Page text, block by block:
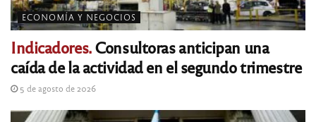
ECONOMÍA Y NEGOCIOS
Indicadores.Consultoras anticipan una
caída de la actividad en el segundo trimestre
5 de agosto de 2026